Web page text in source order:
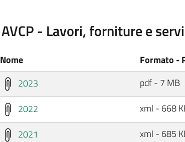
AVCP - Lavori, forniture e
Nome
Formato -
2023
pdf - 7 MB
2022
xml - 668
2021
xml - 685